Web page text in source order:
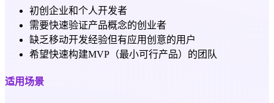
初创企业和个人开发者
需要快速验证产品概念的创业者
缺乏移动开发经验但有应用创意的用户
希望快速构建MVP（最小可行产品）的团队
适用场景